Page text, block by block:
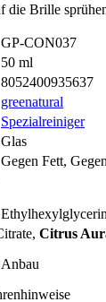
die Brille
GP-CON037
50 ml
8052400935637
greenatural
Spezialreiniger
Glas
Gegen Fett,
Citrus